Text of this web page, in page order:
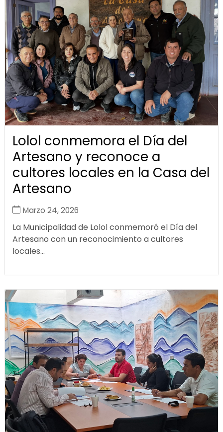
Lolol conmemora el Día del
Artesano y reconoce a
cultores locales en la Casa del
Artesano
Marzo 24, 2026
La Municipalidad de Lolol conmemoró el Día del
Artesano con un reconocimiento a cultores
locales...